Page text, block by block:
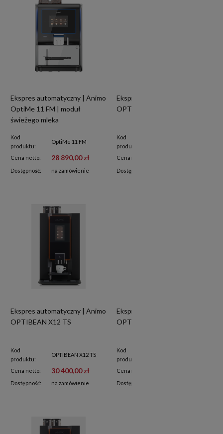
Ekspres automatyczny | Animo
OptiMe 11 FM | moduł
świeżego mleka
Kod
produktu:
OptiMe 11 FM
Cena netto: 28 890,00 zł
Dostępność: na zamówienie
Ekspres automatyczny | Animo
OPTIBEAN X22 TS
Kod
produktu:
Cena netto:
Dostępność:
Ekspres automatyczny | Animo
OPTIBEAN X12 TS
Kod
produktu:
OPTIBEAN X12 TS
Cena netto: 30 400,00 zł
Dostępność: na zamówienie
Ekspres automatyczny | Animo
OPTIBEAN X23
Kod
produktu:
Cena netto:
Dostępność: